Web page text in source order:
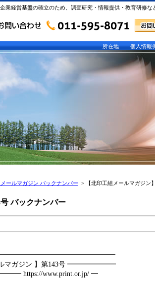
業経営基盤の確立のため、調査研究・情報提供・教育研修な
所在地 個人情報
ールマガジン バックナンバー > 【北印工組メールマガジン
バックナンバー
ガジン 】第143号 ━━━━━━━
www.print.or.jp/ ━